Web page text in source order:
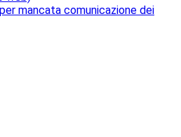
mancata comunicazione dei